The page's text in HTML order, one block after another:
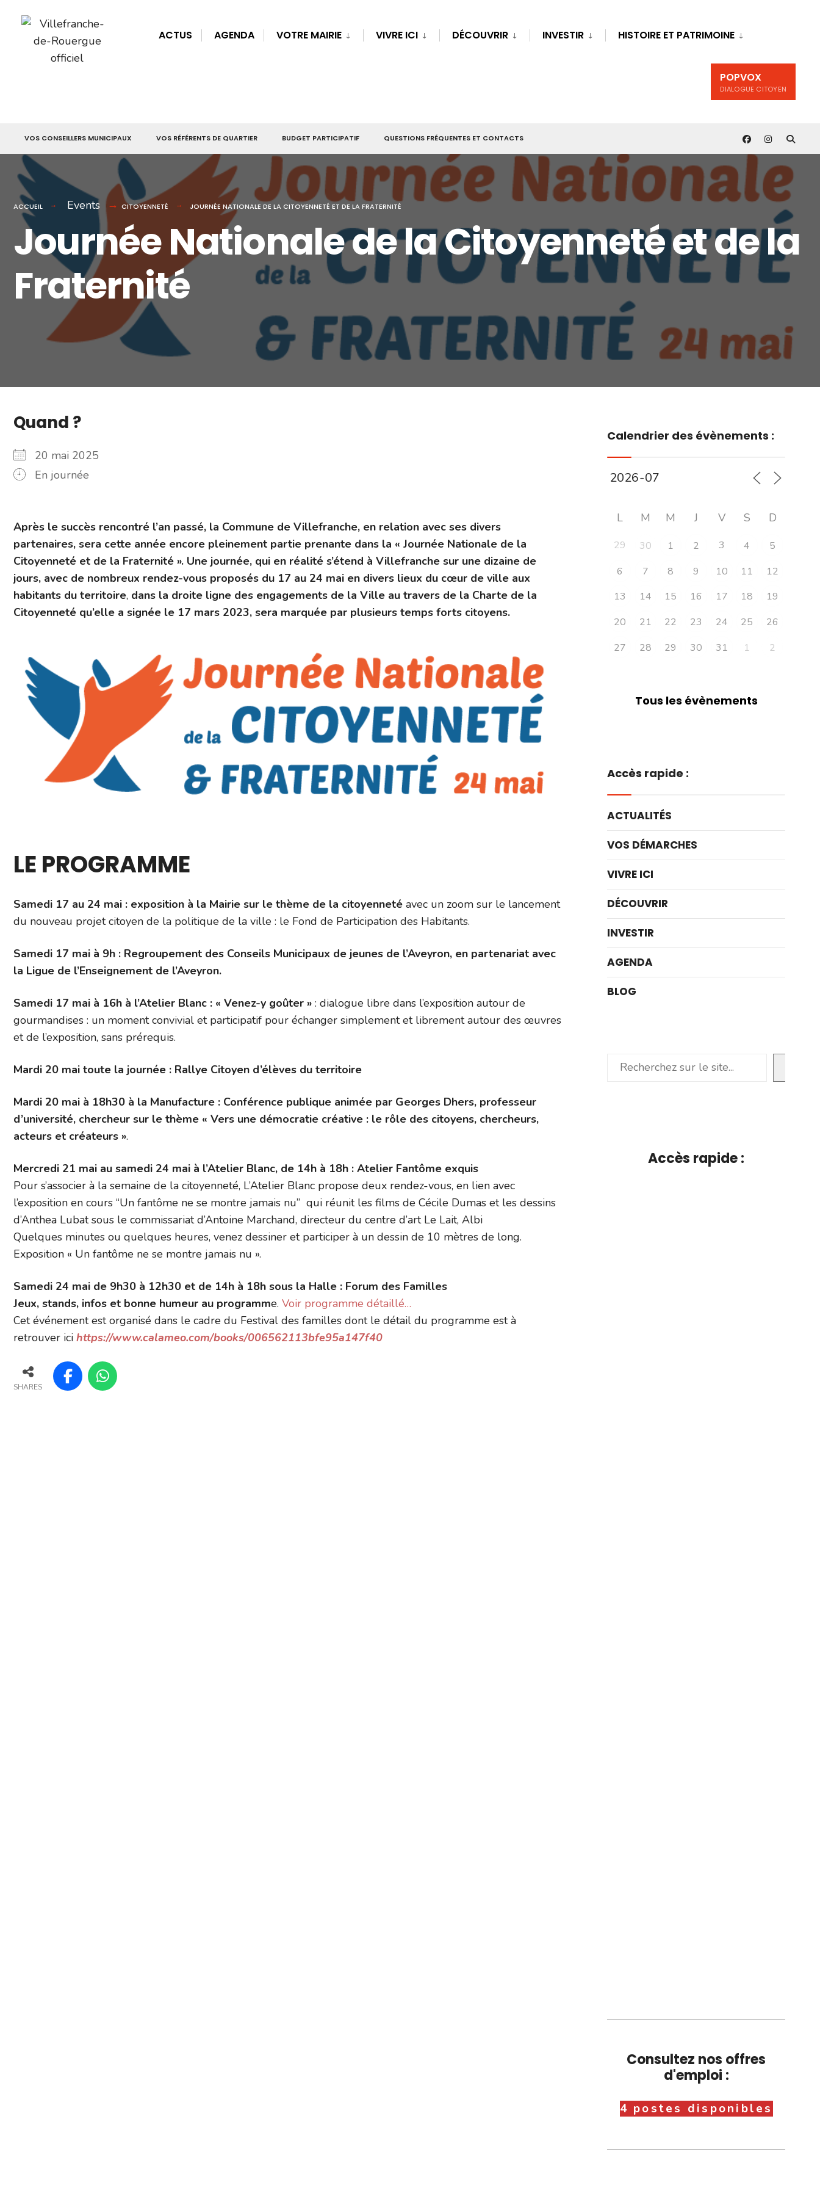
Skip
content
ACTUS AGENDA VOTRE MAIRIE VIVRE ICI DÉCOUVRIR INVESTIR HISTOIRE ET PATRIMOINE
POPVOX
DIALOGUE CITOYEN
VOS CONSEILLERS MUNICIPAUX VOS RÉFÉRENTS DE QUARTIER BUDGET PARTICIPATIF QUESTIONS FRÉQUENTES ET CONTACTS
ACCUEIL Events CITOYENNETÉ JOURNÉE NATIONALE DE LA CITOYENNETÉ ET DE LA FRATERNITÉ
Journée Nationale de la Citoyenneté et de la
Fraternité
Quand ?
20 mai 2025
En journée
Après le succès rencontré l’an passé, la Commune de Villefranche, en relation avec ses divers
partenaires, sera cette année encore pleinement partie prenante dans la « Journée Nationale de la
Citoyenneté et de la Fraternité ». Une journée, qui en réalité s’étend à Villefranche sur une dizaine de
jours, avec de nombreux rendez-vous proposés du 17 au 24 mai en divers lieux du cœur de ville aux
habitants du territoire, dans la droite ligne des engagements de la Ville au travers de la Charte de la
Citoyenneté qu’elle a signée le 17 mars 2023, sera marquée par plusieurs temps forts citoyens.
LE PROGRAMME
Samedi 17 au 24 mai : exposition à la Mairie sur le thème de la citoyenneté avec un zoom sur le lancement
du nouveau projet citoyen de la politique de la ville : le Fond de Participation des Habitants.
Samedi 17 mai à 9h : Regroupement des Conseils Municipaux de jeunes de l’Aveyron, en partenariat avec
la Ligue de l’Enseignement de l’Aveyron.
Samedi 17 mai à 16h à l’Atelier Blanc : « Venez-y goûter » : dialogue libre dans l’exposition autour de
gourmandises : un moment convivial et participatif pour échanger simplement et librement autour des œuvres
et de l’exposition, sans prérequis.
Mardi 20 mai toute la journée : Rallye Citoyen d’élèves du territoire
Mardi 20 mai à 18h30 à la Manufacture : Conférence publique animée par Georges Dhers, professeur
d’université, chercheur sur le thème « Vers une démocratie créative : le rôle des citoyens, chercheurs,
acteurs et créateurs ».
Mercredi 21 mai au samedi 24 mai à l’Atelier Blanc, de 14h à 18h : Atelier Fantôme exquis
Pour s’associer à la semaine de la citoyenneté, L’Atelier Blanc propose deux rendez-vous, en lien avec
l’exposition en cours “Un fantôme ne se montre jamais nu” qui réunit les films de Cécile Dumas et les dessins
d’Anthea Lubat sous le commissariat d’Antoine Marchand, directeur du centre d’art Le Lait, Albi
Quelques minutes ou quelques heures, venez dessiner et participer à un dessin de 10 mètres de long.
Exposition « Un fantôme ne se montre jamais nu ».
Samedi 24 mai de 9h30 à 12h30 et de 14h à 18h sous la Halle : Forum des Familles
Jeux, stands, infos et bonne humeur au programme. Voir programme détaillé…
Cet événement est organisé dans le cadre du Festival des familles dont le détail du programme est à
retrouver ici https://www.calameo.com/books/006562113bfe95a147f40
SHARES
Calendrier des évènements :
L M M J V S D
29 30 1 2 3 4
5
6
7 8 9 10 11
12
13
14 15 16 17 18
19
20
21 22 23 24 25
26
27
28 29 30 31 1 2
Tous les évènements
Accès rapide :
ACTUALITÉS
VOS DÉMARCHES
VIVRE ICI
DÉCOUVRIR
INVESTIR
AGENDA
BLOG
Rechercher
Accès rapide :
Consultez nos offres
d'emploi :
4 postes disponibles